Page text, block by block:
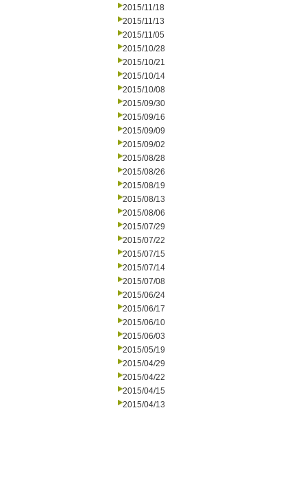
2015/11/18
2015/11/13
2015/11/05
2015/10/28
2015/10/21
2015/10/14
2015/10/08
2015/09/30
2015/09/16
2015/09/09
2015/09/02
2015/08/28
2015/08/26
2015/08/19
2015/08/13
2015/08/06
2015/07/29
2015/07/22
2015/07/15
2015/07/14
2015/07/08
2015/06/24
2015/06/17
2015/06/10
2015/06/03
2015/05/19
2015/04/29
2015/04/22
2015/04/15
2015/04/13